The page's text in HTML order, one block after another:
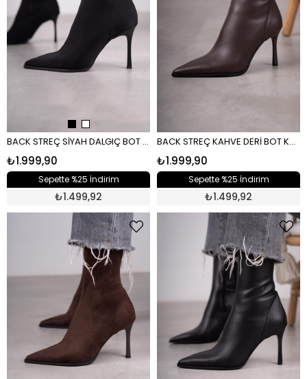
BACK STREÇ SİYAH DALGIÇ BOT SİYAH
₺1.999,90
Sepette %25 İndirim
₺1.499,92
BACK STREÇ KAHVE DERİ BOT KAHVE
₺1.999,90
Sepette %25 İndirim
₺1.499,92